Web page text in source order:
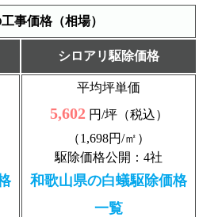
事価格（相場）
シロアリ駆除価格
平均坪単価
5,602 円/坪（税込）
（1,698円/㎡）
駆除価格公開：4社
和歌山県の白蟻駆除価格
一覧